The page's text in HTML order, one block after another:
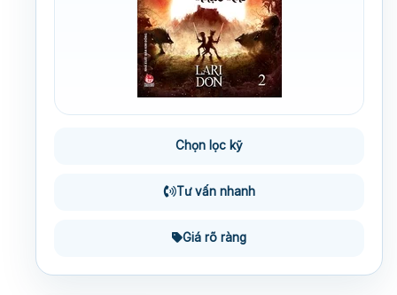
Chọn lọc kỹ
Tư vấn nhanh
Giá rõ ràng